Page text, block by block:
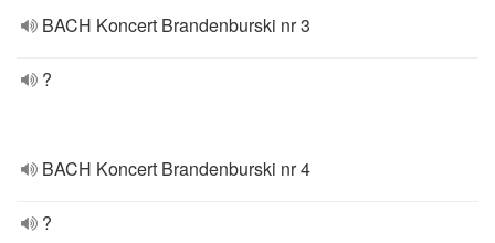
BACH Koncert Brandenburski nr 3
?
BACH Koncert Brandenburski nr 4
?